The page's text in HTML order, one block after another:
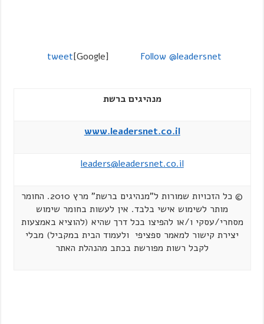
tweet[Google] Follow @leadersnet
מנהיגים ברשת
www.leadersnet.co.il
leaders@leadersnet.co.il
© כל הזכויות שמורות ל"מנהיגים ברשת" מרץ 2010. החומר
מותר לשימוש אישי בלבד. אין לעשות בחומר שימוש
מסחרי/עסקי ו/או להפיצו בכל דרך שהיא (להוציא באמצעות
יצירת קישור למאמר ספציפי ולעמוד הבית במקביל) מבלי
לקבל רשות מפורשת בכתב מהנהלת האתר